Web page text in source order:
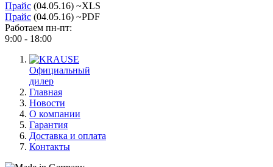
Прайс (04.05.16) ~XLS
Прайс (04.05.16) ~PDF
Работаем пн-пт:
9:00 - 18:00
Официальный
дилер
Главная
Новости
О компании
Гарантия
Доставка и оплата
Контакты